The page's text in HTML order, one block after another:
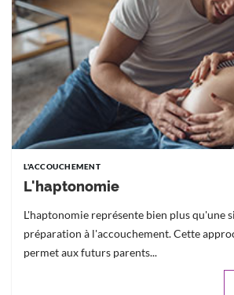
L'ACCOUCHEMENT
L'haptonomie
L'haptonomie représente bien plus qu'une
préparation à l'accouchement. Cette
permet aux futurs parents...